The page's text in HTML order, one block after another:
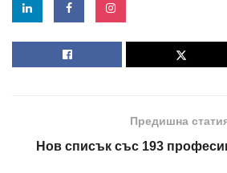
Предишна
Нов списък със 193